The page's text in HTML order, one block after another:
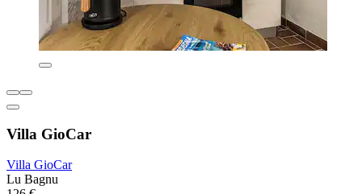
Villa GioCar
Villa GioCar
Lu Bagnu